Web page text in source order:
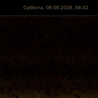
Суббота, 08.08.2026, 08:42